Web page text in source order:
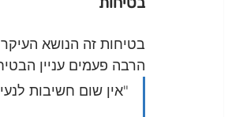
בטיחות זה הנושא
הרבה פעמים עניין
"אין שום חשיבות